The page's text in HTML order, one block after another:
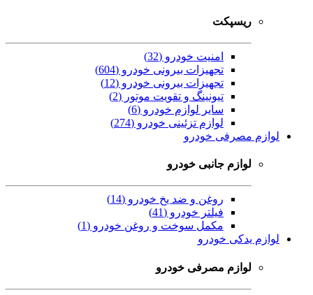
ریسپکت
امنیت خودرو (32)
تجهیزات بیرونی خودرو (604)
تجهیزات بیرونی خودرو (12)
تیونینگ و تقویت موتور (2)
سایر لوازم خودرو (6)
لوازم تزئینی خودرو (274)
لوازم مصرفی خودرو
لوازم جانبی خودرو
روغن و ضد یخ خودرو (14)
فیلتر خودرو (41)
مکمل سوخت و روغن خودرو (1)
لوازم یدکی خودرو
لوازم مصرفی خودرو